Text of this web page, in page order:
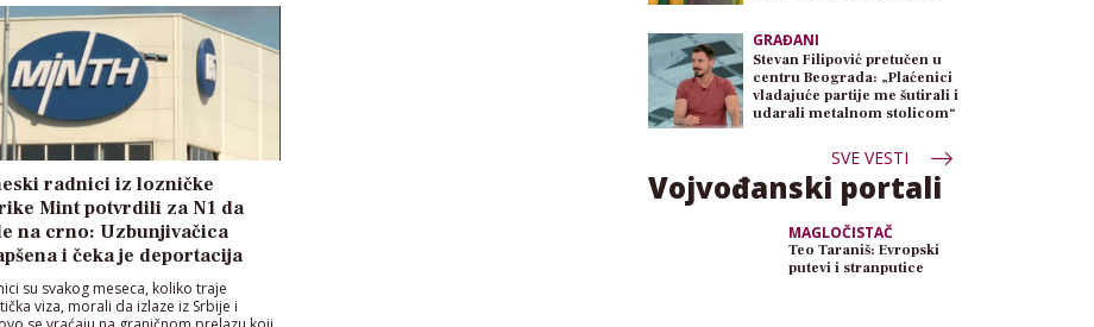
radnici iz lozničke
Mint potvrdili za N1 da
na crno: Uzbunjivačica
i čeka je deportacija
su svakog meseca, koliko traje
viza, morali da izlaze iz Srbije i
GRAĐANI
Stevan Filipović pretučen u
centru Beograda: „Plaćenici
vladajuće partije me šutirali i
udarali metalnom stolicom“
SVE VESTI
Vojvođanski portali
MAGLOČISTAČ
Teo Taraniš: Evropski
putevi i stranputice